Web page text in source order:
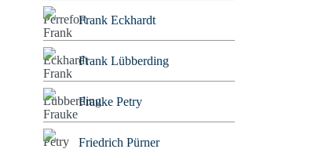
Frank Eckhardt
Frank Lübberding
Frauke Petry
Friedrich Pürner